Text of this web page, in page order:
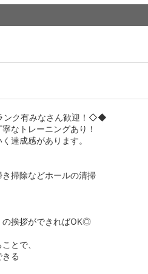
ク有みなさん歓迎！◇◆
なトレーニングあり！
達成感があります。
き掃除などホールの清掃
の挨拶ができればOK◎
とで、
る